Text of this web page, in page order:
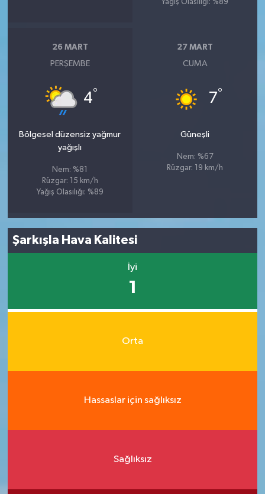
Yağış Olasılığı: %89
26 MART
PERŞEMBE
4°
Bölgesel düzensiz yağmur
yağışlı
Nem: %81
Rüzgar: 15 km/h
Yağış Olasılığı: %89
27 MART
CUMA
7°
Güneşli
Nem: %67
Rüzgar: 19 km/h
Şarkışla Hava Kalitesi
İyi
1
Orta
Hassaslar için sağlıksız
Sağlıksız